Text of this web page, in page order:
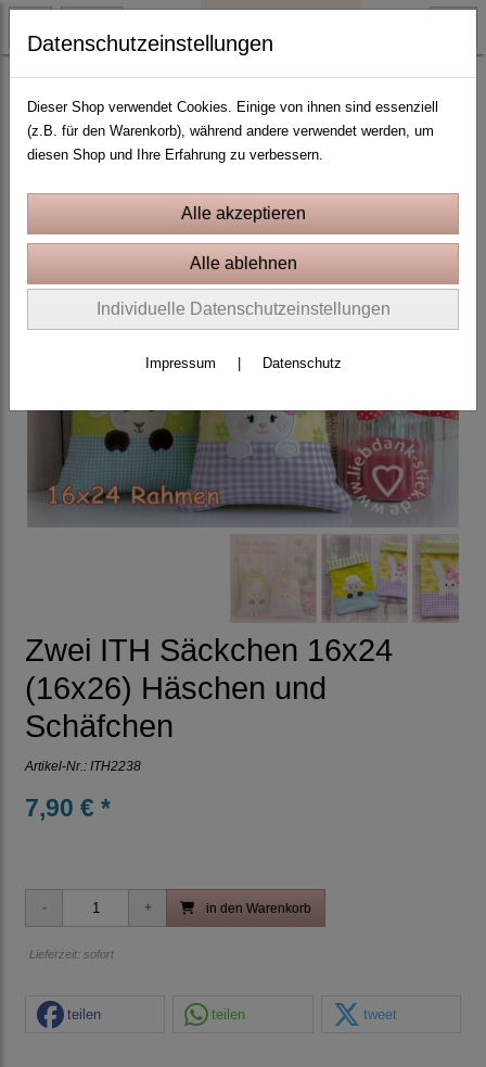
ITH Stickprojekte In the Hoop
Zwei ITH Säckchen 16x24
(16x26) Häschen und
Schäfchen
Artikel-Nr.: ITH2238
7,90 € *
in den Warenkorb
Lieferzeit: sofort
teilen teilen tweet
Datenschutzeinstellungen
Dieser Shop verwendet Cookies. Einige von ihnen sind essenziell
(z.B. für den Warenkorb), während andere verwendet werden, um
diesen Shop und Ihre Erfahrung zu verbessern.
Individuelle Datenschutzeinstellungen
Impressum Datenschutz